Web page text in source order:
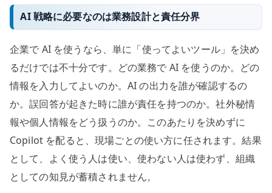
AI 戦略に必要なのは業務設計と責任分界
企業で AI を使うなら、単に「使ってよいツール」を決め
るだけでは不十分です。どの業務で AI を使うのか。どの
情報を入力してよいのか。AI の出力を誰が確認するの
か。誤回答が起きた時に誰が責任を持つのか。社外秘情
報や個人情報をどう扱うのか。このあたりを決めずに
Copilot を配ると、現場ごとの使い方に任されます。結果
として、よく使う人は使い、使わない人は使わず、組織
としての知見が蓄積されません。